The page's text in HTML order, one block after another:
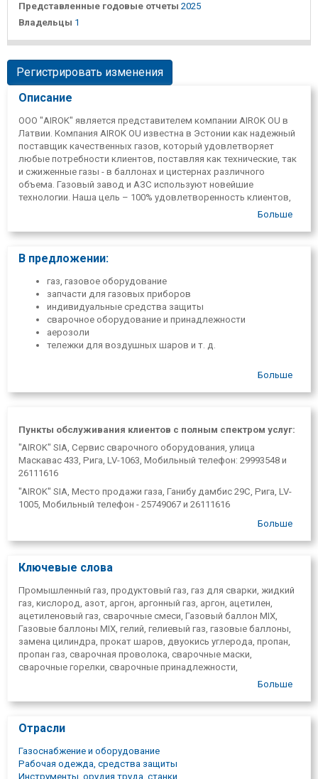
Представленные годовые отчеты 2025
Владельцы 1
Регистрировать изменения
Описание
ООО "AIROK" является представителем компании AIROK OU в
Латвии. Компания AIROK OU известна в Эстонии как надежный
поставщик качественных газов, который удовлетворяет
любые потребности клиентов, поставляя как технические, так
и сжиженные газы - в баллонах и цистернах различного
объема. Газовый завод и АЗС используют новейшие
технологии. Наша цель – 100% удовлетворенность клиентов,
как аренду, так и покупку воздушных баллонов. Клиент может
обязательств.
Больше
В предложении:
газ, газовое оборудование
запчасти для газовых приборов
индивидуальные средства защиты
сварочное оборудование и принадлежности
аерозоли
тележки для воздушных шаров и т. д.
Больше
Пункты обслуживания клиентов с полным спектром услуг:
"AIROK" SIA, Сервис сварочного оборудования, улица
Маскавас 433, Рига, LV-1063, Мобильный телефон: 29993548 и
26111616
"AIROK" SIA, Место продажи газа, Ганибу дамбис 29С, Рига, LV-
1005, Мобильный телефон - 25749067 и 26111616
"AIROK", SIA, Газоотвод, улица Мукусалас 59, Рига, LV-1004.,
"AIROK" OOO, Газоотвод, ул. Бривибас 447, Рига, LV-3362.
"AIROK", OOO, место продажи Gāzu, Baldones iela 1, Rīga, LV-
1007., Мобильный телефон- 29993548, 26111616
Удаленные точки обслуживания клиентов:
"AIROK", OOO, торговое место Газу, улица Бебру 104а, Екабпилс
"Ošukalns", LV-5201., Мобильный телефон- 29993548, 26111616
"AIROK", OOO, Газоотвод, ул. Парка 4, Гулбене, LV-4401.,
pasaule" . LV-4101. Мобильный телефон - 26111616
Айзкраукле, "Ošukalns", LV-5101., Мобильный телефон-
29993548, 26111616
Больше
Ключевые слова
Промышленный газ, продуктовый газ, газ для сварки, жидкий
газ, кислород, азот, аргон, аргонный газ, аргон, ацетилен,
ацетиленовый газ, сварочные смеси, Газовый баллон MIX,
Газовые баллоны MIX, гелий, гелиевый газ, газовые баллоны,
замена цилиндра, прокат шаров, двуокись углерода, пропан,
пропан газ, сварочная проволока, сварочные маски,
сварочные горелки, сварочные принадлежности,
газоснабжение, сервис сварочного оборудования. Газ,
газовые смеси, гелий, азот, диоксид углерода.
Больше
Отрасли
Газоснабжение и оборудование
Рабочая одежда, средства защиты
Инструменты, орудия труда, станки